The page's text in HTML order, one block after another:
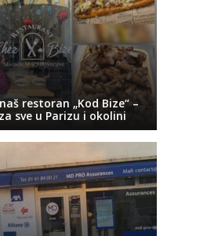
restoran „Kod Bize“ –
sve u Parizu i okolini